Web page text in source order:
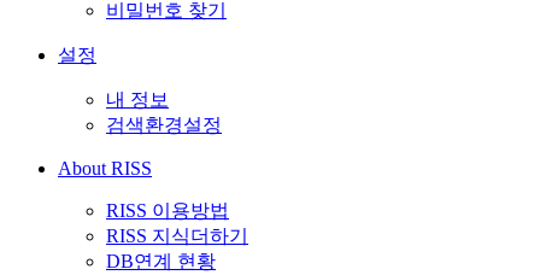
비밀번호 찾기
설정
내 정보
검색환경설정
About RISS
RISS 이용방법
RISS 지식더하기
DB연계 현황